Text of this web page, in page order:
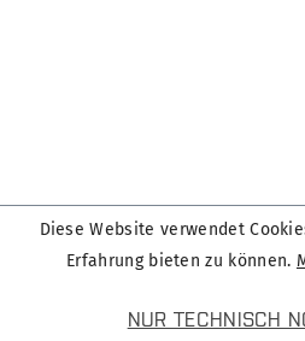
Diese Website verwendet
Erfahrung bieten zu können.
NUR TECHNISCH